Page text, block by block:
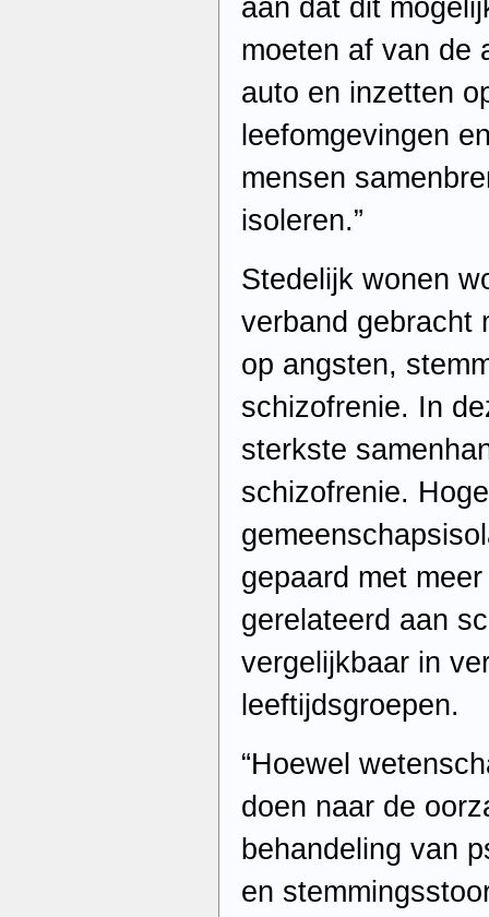
aan dat dit
moeten af van de
auto en inzetten
leefomgevingen
mensen
isoleren.”
Stedelijk wonen
verband gebracht
op angsten,
schizofrenie. In
sterkste
schizofrenie.
gepaard met
gerelateerd aan
vergelijkbaar in
leeftijdsgroepen.
“Hoewel
doen naar de
behandeling van
en